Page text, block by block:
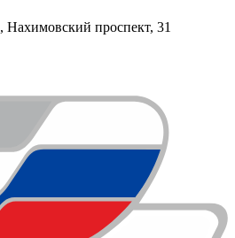
Нахимовский проспект, 31